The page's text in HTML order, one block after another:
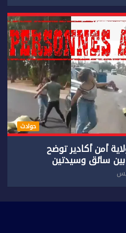
حوادث
أمن أكادير توضح
سائق وسيدتين